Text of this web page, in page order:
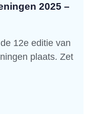
2025 –
12e editie van
plaats. Zet